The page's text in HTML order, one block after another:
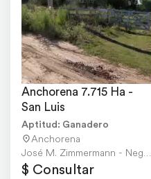
Anchorena 7.715 Ha -
San Luis
Aptitud: Ganadero
Anchorena
José M. Zimmermann - Negocios Inmobiliarios
$ Consultar